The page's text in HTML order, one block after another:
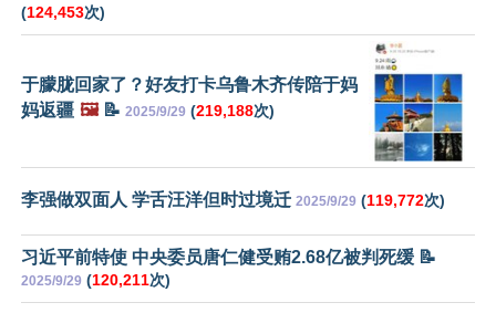
(124,453次)
于朦胧回家了？好友打卡乌鲁木齐传陪于妈
妈返疆 🖼️📝 2025/9/29 (219,188次)
李强做双面人 学舌汪洋但时过境迁 2025/9/29 (119,772次)
习近平前特使 中央委员唐仁健受贿2.68亿被判死缓 📝
2025/9/29 (120,211次)